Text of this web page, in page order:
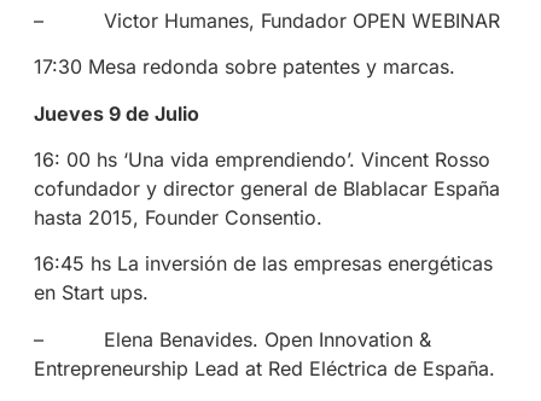
– Victor Humanes, Fundador OPEN WEBINAR
17:30 Mesa redonda sobre patentes y marcas.
Jueves 9 de Julio
16: 00 hs ‘Una vida emprendiendo’. Vincent Rosso
cofundador y director general de Blablacar España
hasta 2015, Founder Consentio.
16:45 hs La inversión de las empresas energéticas
en Start ups.
– Elena Benavides. Open Innovation &
Entrepreneurship Lead at Red Eléctrica de España.